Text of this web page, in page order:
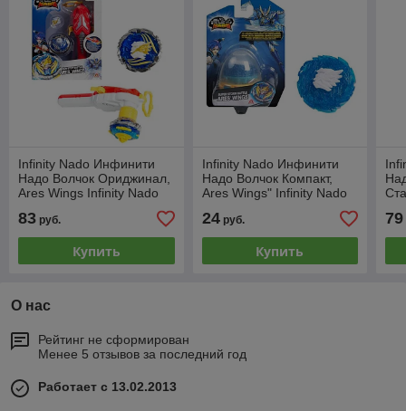
Infinity Nado Инфинити
Надо Волчок Ориджинал,
Ares Wings Infinity Nado
83 руб.
Купить
Infinity Nado Инфинити
Надо Волчок Компакт,
Ares Wings" Infinity Nado
24руб.
Купить
79
О нас
Рейтинг не сформирован
Менее 5 отзывов за последний год
Работает с 13.02.2013